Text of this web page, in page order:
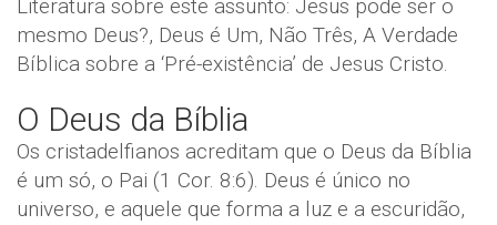
Literatura sobre este assunto: Jesus pode ser o
mesmo Deus?, Deus é Um, Não Três, A Verdade
Bíblica sobre a ‘Pré-existência’ de Jesus Cristo.
O Deus da Bíblia
Os cristadelfianos acreditam que o Deus da Bíblia
é um só, o Pai (1 Cor. 8:6). Deus é único no
universo, e aquele que forma a luz e a escuridão,